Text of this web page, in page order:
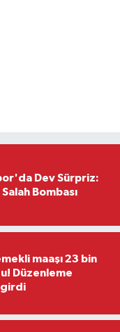
Dev Sürpriz:
Bombası
maaşı 23 bin
Düzenleme